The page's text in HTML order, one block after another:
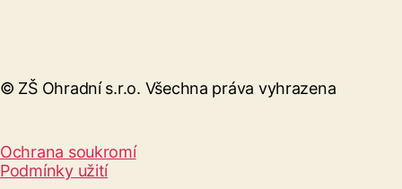
© ZŠ Ohradní s.r.o. Všechna práva vyhrazena
Ochrana soukromí
Podmínky užití